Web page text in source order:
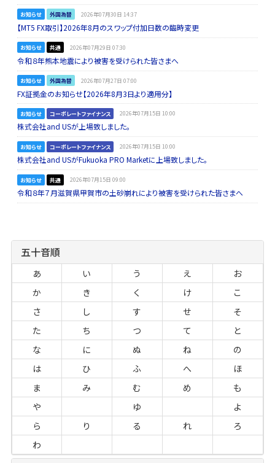
お知らせ 外国為替 2026年07月30日 14:37
【MT5 FX取引】2026年8月のスワップ付加日数の臨時変更
お知らせ 共通 2026年07月29日 07:30
令和８年熊本地震により被害を受けられた皆さまへ
お知らせ 外国為替 2026年07月27日 07:00
FX証拠金のお知らせ【2026年8月3日より適用分】
お知らせ コーポレートファイナンス 2026年07月15日 10:00
株式会社and USが上場致しました。
お知らせ コーポレートファイナンス 2026年07月15日 10:00
株式会社and USがFukuoka PRO Marketに上場致しました。
お知らせ 共通 2026年07月15日 09:00
令和８年７月滋賀県甲賀市の土砂崩れにより被害を受けられた皆さまへ
五十音順
あ い う え
お
か
き く け
こ
さ
し す せ
そ
た
ち つ て
と
な
に ぬ ね
の
は
ひ ふ へ
ほ
ま
み む め
も
や
ゆ
よ
ら
り る れ
ろ
わ